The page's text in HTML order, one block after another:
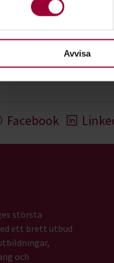
eller dra tillbaka ditt
att du ska få en så bra
Avvisa
lediga tider och
studieframjandet
Facebook
startsida
största
ett brett utbud
och